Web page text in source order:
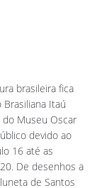
brasileira fica
Itaú
Museu Oscar
devido ao
16 até as
De desenhos a
de Santos